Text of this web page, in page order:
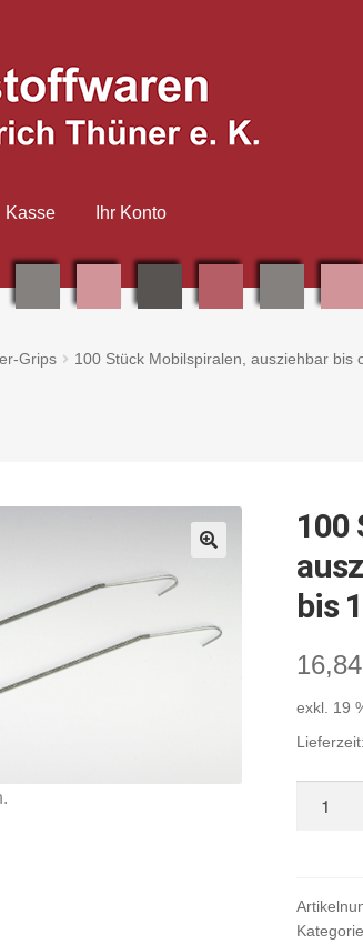
Kasse Ihr Konto
Grips 100 Stück Mobilspiralen, ausziehbar bis
100
bis
16,84
exkl. 19
Lieferzeit:
bis
ca.